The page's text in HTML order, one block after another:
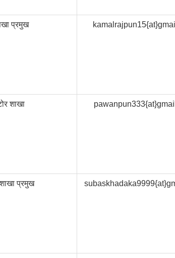
प्रमुख
शाखा
प्रमुख